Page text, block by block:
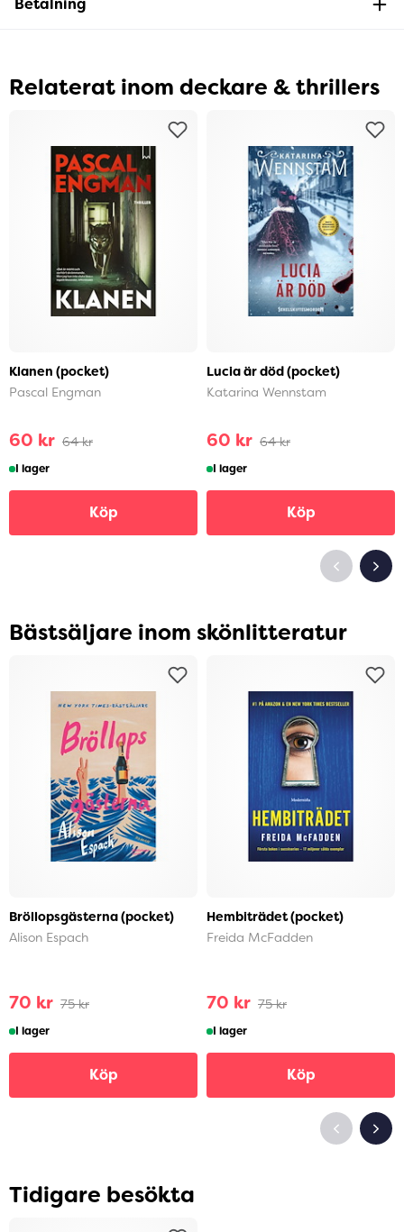
Betalning
Relaterat inom deckare & thrillers
Klanen (pocket)
Pascal Engman
60 kr 64 kr
I lager
Köp
Lucia är död (pocket)
Katarina Wennstam
60 kr 64 kr
I lager
Köp
Bästsäljare inom skönlitteratur
Bröllopsgästerna (pocket)
Alison Espach
70 kr 75 kr
I lager
Köp
Hembiträdet (pocket)
Freida McFadden
70 kr 75 kr
I lager
Köp
Tidigare besökta